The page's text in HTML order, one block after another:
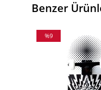
Benzer
%9